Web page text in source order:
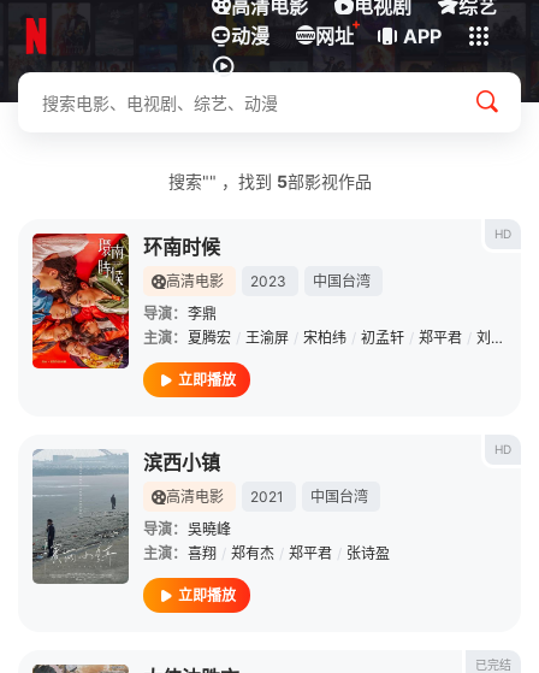
高清电影 电视剧
综艺
动漫
网址
+
APP
下载客户端
搜索"" ，找到 5部影视作品
HD
环南时候
高清电影 2023
中国台湾
导演： 李鼎
主演： 夏腾宏 / 王渝屏 / 宋柏纬 / 初孟轩 / 郑平君 / 刘亮佐
立即播放
HD
滨西小镇
高清电影 2021
中国台湾
导演： 吳曉峰
主演： 喜翔 / 郑有杰 / 郑平君 / 张诗盈
立即播放
已完结